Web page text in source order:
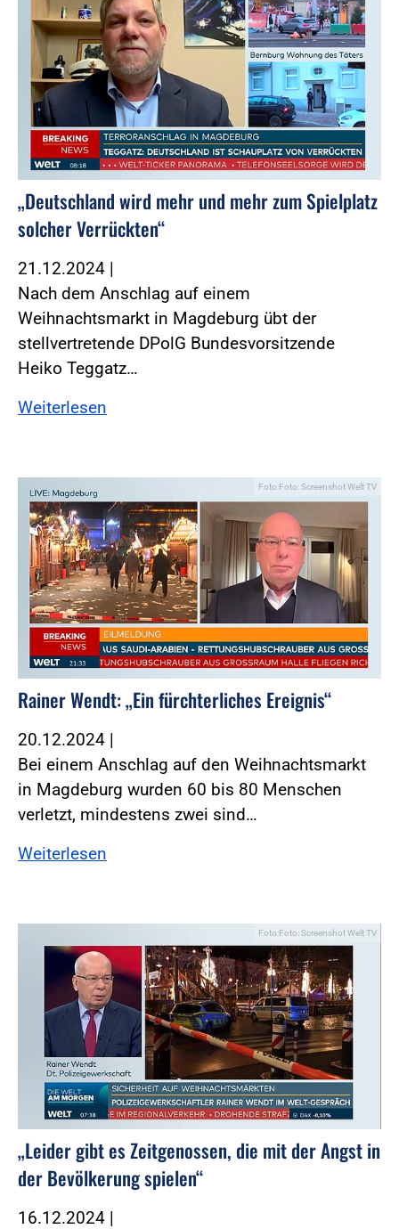
„Deutschland wird mehr und mehr zum Spielplatz
solcher Verrückten“
21.12.2024 |
Nach dem Anschlag auf einem
Weihnachtsmarkt in Magdeburg übt der
stellvertretende DPolG Bundesvorsitzende
Heiko Teggatz…
Weiterlesen
Foto:Foto: Screenshot Welt TV
Rainer Wendt: „Ein fürchterliches Ereignis“
20.12.2024 |
Bei einem Anschlag auf den Weihnachtsmarkt
in Magdeburg wurden 60 bis 80 Menschen
verletzt, mindestens zwei sind…
Weiterlesen
Foto:Foto: Screenshot Welt TV
„Leider gibt es Zeitgenossen, die mit der Angst in
der Bevölkerung spielen“
16.12.2024 |